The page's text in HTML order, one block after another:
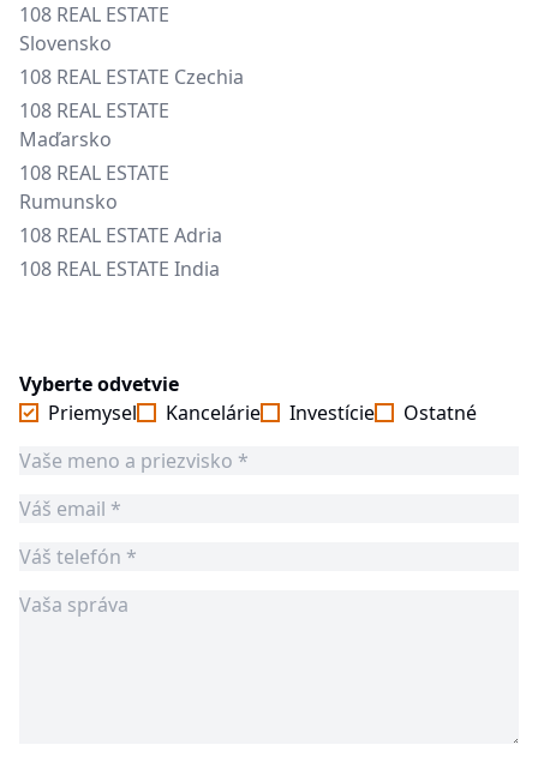
108 REAL ESTATE
Slovensko
108 REAL ESTATE Czechia
108 REAL ESTATE
Maďarsko
108 REAL ESTATE
Rumunsko
108 REAL ESTATE Adria
108 REAL ESTATE India
Vyberte odvetvie
Priemysel
Kancelárie Investície Ostatné